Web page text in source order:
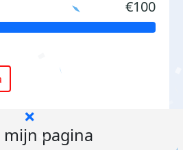
€100
mijn pagina